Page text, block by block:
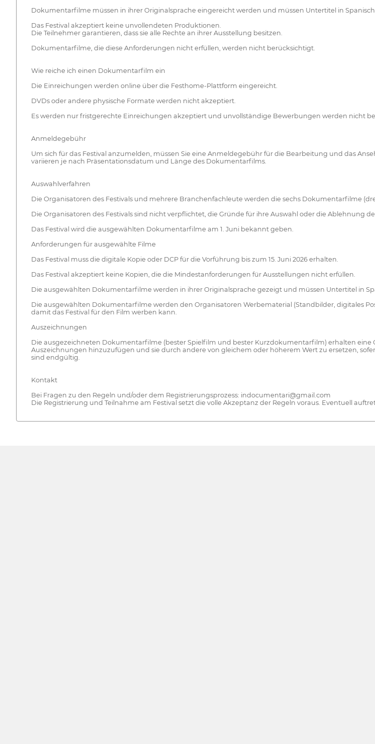
Dokumentarfilme müssen in ihrer Originalsprache eingereicht werden und müssen Untertitel in
Das Festival akzeptiert keine unvollendeten Produktionen.
Die Teilnehmer garantieren, dass sie alle Rechte an ihrer Ausstellung besitzen.
Dokumentarfilme, die diese Anforderungen nicht erfüllen, werden nicht berücksichtigt.
Wie reiche ich einen Dokumentarfilm ein
Die Einreichungen werden online über die Festhome-Plattform eingereicht.
DVDs oder andere physische Formate werden nicht akzeptiert.
Es werden nur fristgerechte Einreichungen akzeptiert und unvollständige Bewerbungen werden nicht
Anmeldegebühr
Um sich für das Festival anzumelden, müssen Sie eine Anmeldegebühr für die Bearbeitung und das
variieren je nach Präsentationsdatum und Länge des Dokumentarfilms.
Auswahlverfahren
Die Organisatoren des Festivals und mehrere Branchenfachleute werden die sechs Dokumentarfilme
Die Organisatoren des Festivals sind nicht verpflichtet, die Gründe für ihre Auswahl oder die Ablehnung
Das Festival wird die ausgewählten Dokumentarfilme am 1. Juni bekannt geben.
Anforderungen für ausgewählte Filme
Das Festival muss die digitale Kopie oder DCP für die Vorführung bis zum 15. Juni 2026 erhalten.
Das Festival akzeptiert keine Kopien, die die Mindestanforderungen für Ausstellungen nicht erfüllen.
Die ausgewählten Dokumentarfilme werden in ihrer Originalsprache gezeigt und müssen Untertitel in
Die ausgewählten Dokumentarfilme werden den Organisatoren Werbematerial (Standbilder, digitales
damit das Festival für den Film werben kann.
Auszeichnungen
Die ausgezeichneten Dokumentarfilme (bester Spielfilm und bester Kurzdokumentarfilm) erhalten eine
Auszeichnungen hinzuzufügen und sie durch andere von gleichem oder höherem Wert zu ersetzen,
sind endgültig.
Kontakt
Bei Fragen zu den Regeln und/oder dem Registrierungsprozess: indocumentari@gmail.com
Die Registrierung und Teilnahme am Festival setzt die volle Akzeptanz der Regeln voraus. Eventuell